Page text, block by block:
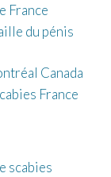
France
du pénis
Canada
France
scabies